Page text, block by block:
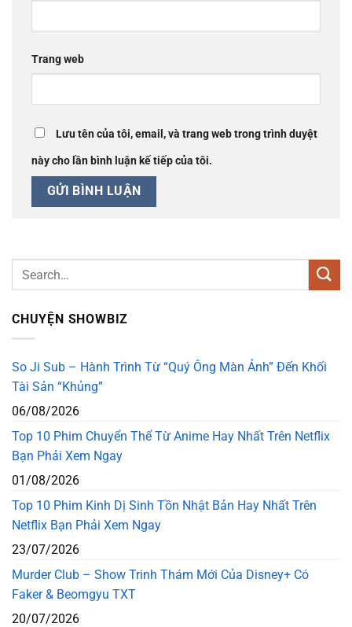
Trang web
Lưu tên của tôi, email, và trang web trong trình duyệt
này cho lần bình luận kế tiếp của tôi.
CHUYỆN SHOWBIZ
So Ji Sub – Hành Trình Từ “Quý Ông Màn Ảnh” Đến Khối
Tài Sản “Khủng”
06/08/2026
Top 10 Phim Chuyển Thể Từ Anime Hay Nhất Trên Netflix
Bạn Phải Xem Ngay
01/08/2026
Top 10 Phim Kinh Dị Sinh Tồn Nhật Bản Hay Nhất Trên
Netflix Bạn Phải Xem Ngay
23/07/2026
Murder Club – Show Trinh Thám Mới Của Disney+ Có
Faker & Beomgyu TXT
20/07/2026